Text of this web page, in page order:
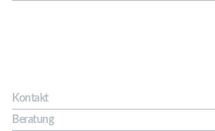
Kontakt
Beratung